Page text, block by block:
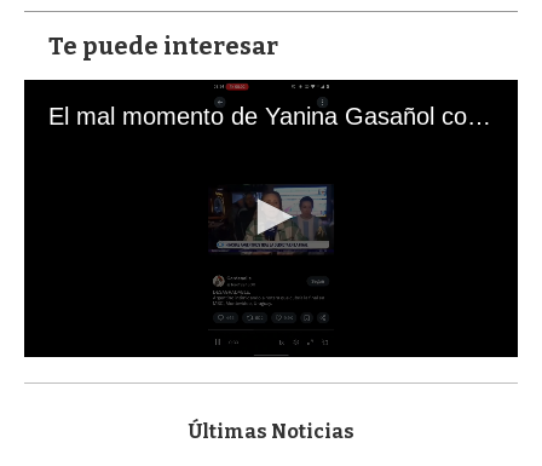
Te puede interesar
El mal momento de Yanina Gasañol con un hincha argentino en "Subrayado"
s
Últimas Noticias